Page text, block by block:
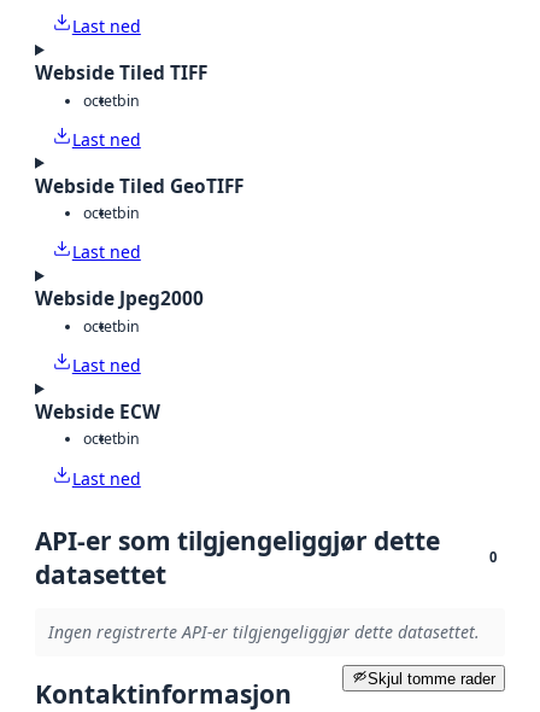
Last ned
Webside Tiled TIFF
octetbin
Last ned
Webside Tiled GeoTIFF
octetbin
Last ned
Webside Jpeg2000
octetbin
Last ned
Webside ECW
octetbin
Last ned
API-er som tilgjengeliggjør dette
datasettet
0
Ingen registrerte API-er tilgjengeliggjør dette datasettet.
Skjul tomme rader
Kontaktinformasjon